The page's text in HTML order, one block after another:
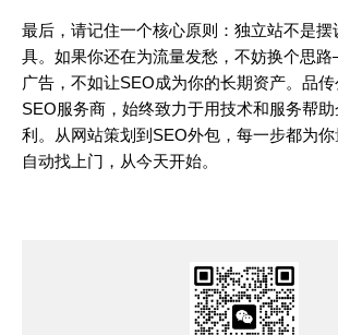
最后，请记住一个核心原则：独立站不是
具。如果你还在为流量发愁，不妨换个思
广告，不如让SEO成为你的长期资产。品
SEO服务商，始终致力于用技术和服务帮
利。从网站策划到SEO外包，每一步都为
自动找上门，从今天开始。